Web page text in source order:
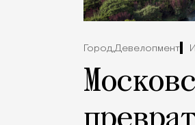
Город,Девелопмент